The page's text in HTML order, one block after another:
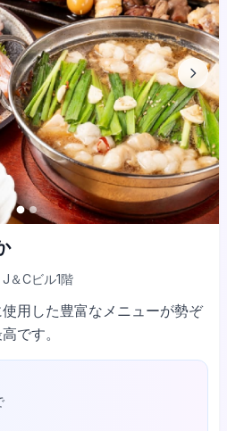
＆Cビル1階
用した豊富なメニューが勢ぞ
です。